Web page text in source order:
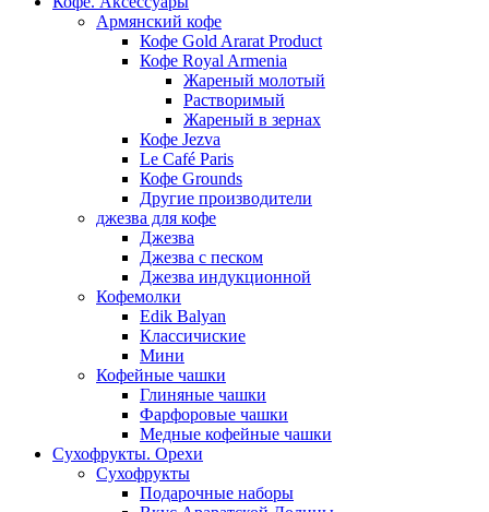
Армянский кофе
Кофе Gold Ararat Product
Кофе Royal Armenia
Жареный молотый
Растворимый
Жареный в зернах
Кофе Jezva
Le Café Paris
Кофе Grounds
Другие производители
джезва для кофе
Джезва
Джезва с песком
Джезва индукционной
Кофемолки
Edik Balyan
Классичиские
Мини
Кофейные чашки
Глиняные чашки
Фарфоровые чашки
Медные кофейные чашки
Сухофрукты. Орехи
Сухофрукты
Подарочные наборы